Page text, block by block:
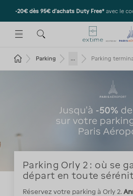
-20€ dès 95€ d’achats Duty Free* avec le
MENU
OUVRIR LE SOUS-MENU
POUR OUVRIR LE SOUS-MENU
Revenir à la page d'accueil
Parking ... Parking
Parking Orly 2 : où se
départ en toute
Réservez votre parking à Orly 2.